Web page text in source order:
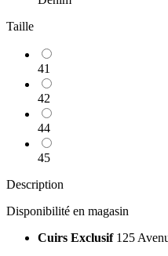
Taille
41
42
44
45
Description
Disponibilité en magasin
Cuirs Exclusif 125